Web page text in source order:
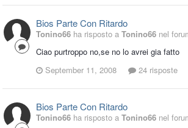
Bios Parte Con Ritardo
Tonino66 ha risposto a Tonino66 nel
Ciao purtroppo no,se no lo avrei gia fatto
September 11, 2008
24 risposte
Bios Parte Con Ritardo
Tonino66 ha risposto a Tonino66 nel